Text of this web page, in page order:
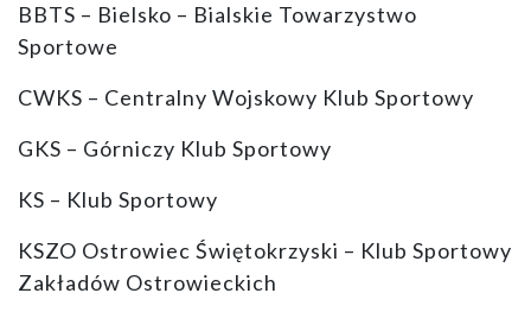
BBTS – Bielsko – Bialskie Towarzystwo
Sportowe
CWKS – Centralny Wojskowy Klub Sportowy
GKS – Górniczy Klub Sportowy
KS – Klub Sportowy
KSZO Ostrowiec Świętokrzyski – Klub Sportowy
Zakładów Ostrowieckich